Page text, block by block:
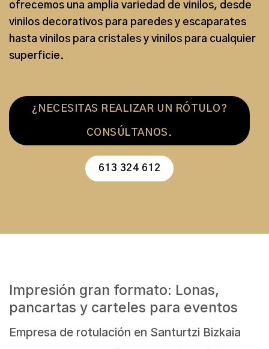
ofrecemos una amplia variedad de vinilos, desde
vinilos decorativos para paredes y escaparates
hasta vinilos para cristales y vinilos para cualquier
superficie.
¿NECESITAS REALIZAR UN RÓTULO?
CONSÚLTANOS.
613 324 612
Impresión gran formato: Lonas,
pancartas y carteles para eventos
Empresa de rotulación en Santurtzi Bizkaia